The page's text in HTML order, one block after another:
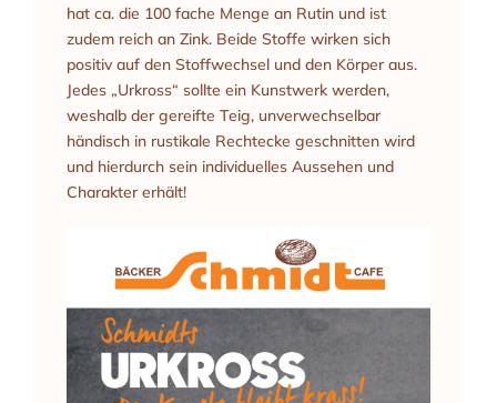
hat ca. die 100 fache Menge an Rutin und ist
zudem reich an Zink. Beide Stoffe wirken sich
positiv auf den Stoffwechsel und den Körper aus.
Jedes „Urkross“ sollte ein Kunstwerk werden,
weshalb der gereifte Teig, unverwechselbar
händisch in rustikale Rechtecke geschnitten wird
und hierdurch sein individuelles Aussehen und
Charakter erhält!